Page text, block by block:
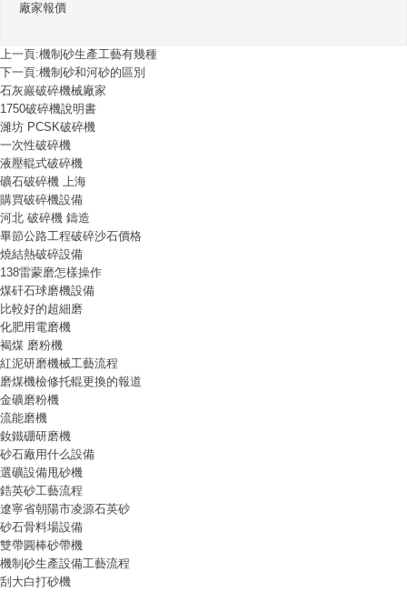
廠家報價
上一頁:機制砂生產工藝有幾種
下一頁:機制砂和河砂的區別
石灰巖破碎機械廠家
1750破碎機說明書
濰坊 PCSK破碎機
一次性破碎機
液壓輥式破碎機
礦石破碎機 上海
購買破碎機設備
河北 破碎機 鑄造
畢節公路工程破碎沙石價格
燒結熱破碎設備
138雷蒙磨怎樣操作
煤矸石球磨機設備
比較好的超細磨
化肥用電磨機
褐煤 磨粉機
紅泥研磨機械工藝流程
磨煤機檢修托輥更換的報道
金礦磨粉機
流能磨機
釹鐵硼研磨機
砂石廠用什么設備
選礦設備甩砂機
鋯英砂工藝流程
遼寧省朝陽市凌源石英砂
砂石骨料場設備
雙帶圓棒砂帶機
機制砂生產設備工藝流程
刮大白打砂機